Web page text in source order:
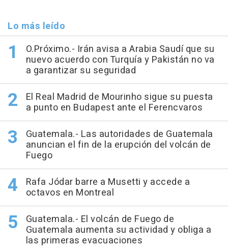
Lo más leído
O.Próximo.- Irán avisa a Arabia Saudí que su
nuevo acuerdo con Turquía y Pakistán no va
a garantizar su seguridad
El Real Madrid de Mourinho sigue su puesta
a punto en Budapest ante el Ferencvaros
Guatemala.- Las autoridades de Guatemala
anuncian el fin de la erupción del volcán de
Fuego
Rafa Jódar barre a Musetti y accede a
octavos en Montreal
Guatemala.- El volcán de Fuego de
Guatemala aumenta su actividad y obliga a
las primeras evacuaciones